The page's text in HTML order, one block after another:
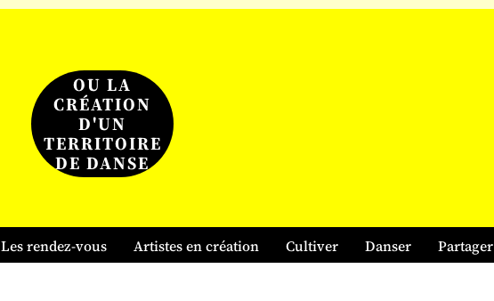
OU LA
CRÉATION
D'UN
TERRITOIRE
DE DANSE
Les rendez-vous Artistes en création Cultiver Danser Partager